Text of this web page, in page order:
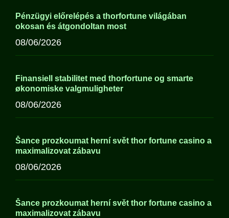
Pénzügyi előrelépés a thorfortune világában
okosan és átgondoltan most
08/06/2026
Finansiell stabilitet med thorfortune og smarte
økonomiske valgmuligheter
08/06/2026
Šance prozkoumat herní svět thor fortune casino a
maximalizovat zábavu
08/06/2026
Šance prozkoumat herní svět thor fortune casino a
maximalizovat zábavu